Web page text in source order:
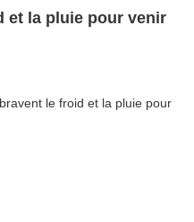
et la pluie pour venir